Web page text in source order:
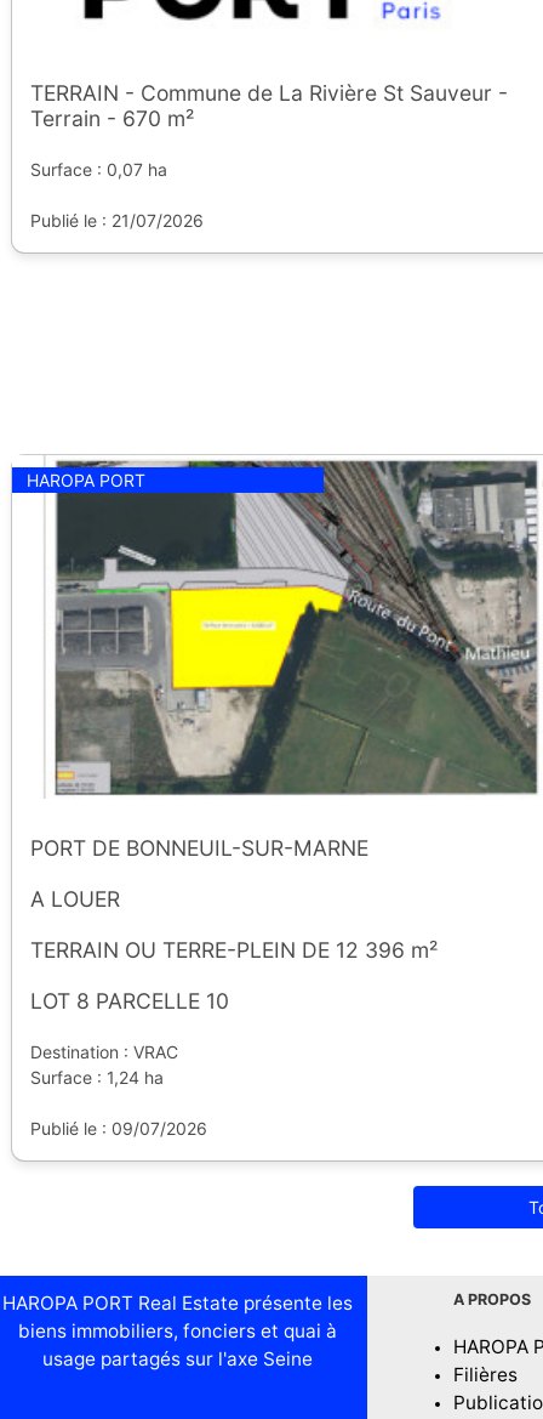
TERRAIN - Commune de La Rivière St Sauveur -
Terrain - 670 m²
Surface : 0,07 ha
Publié le : 21/07/2026
HAROPA PORT
PORT DE BONNEUIL-SUR-MARNE
A LOUER
TERRAIN OU TERRE-PLEIN DE 12 396 m²
LOT 8 PARCELLE 10
Destination : VRAC
Surface : 1,24 ha
Publié le : 09/07/2026
HAROPA PORT Real Estate présente les
biens immobiliers, fonciers et quai à
usage partagés sur l'axe Seine
A PROPOS
HAROPA
Filières